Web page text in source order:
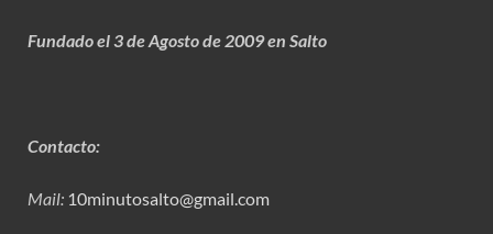
Fundado el 3 de Agosto de 2009 en Salto
Contacto:
Mail: 10minutosalto@gmail.com